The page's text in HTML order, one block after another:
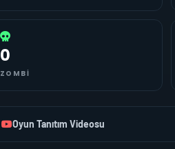
0
ZOMBI
Oyun Tanıtım Videosu